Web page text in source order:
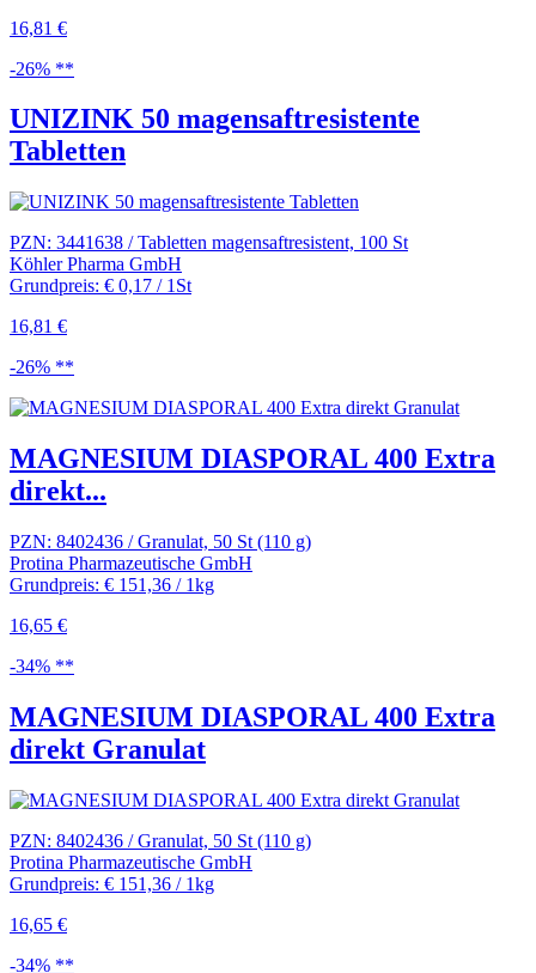
16,81 €
-26% **
UNIZINK 50 magensaftresistente
Tabletten
PZN: 3441638 / Tabletten magensaftresistent, 100 St
Köhler Pharma GmbH
Grundpreis: € 0,17 / 1St
16,81 €
-26% **
MAGNESIUM DIASPORAL 400 Extra
direkt...
PZN: 8402436 / Granulat, 50 St (110 g)
Protina Pharmazeutische GmbH
Grundpreis: € 151,36 / 1kg
16,65 €
-34% **
MAGNESIUM DIASPORAL 400 Extra
direkt Granulat
PZN: 8402436 / Granulat, 50 St (110 g)
Protina Pharmazeutische GmbH
Grundpreis: € 151,36 / 1kg
16,65 €
-34% **